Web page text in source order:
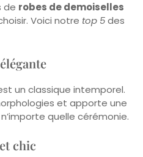
de robes de demoiselles
Voici notre top 5des
un classique intemporel.
et apporte une
quelle cérémonie.
chic